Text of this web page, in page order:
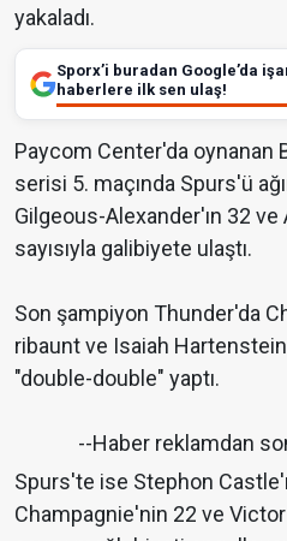
yakaladı.
Sporx’i buradan Google’da
haberlere ilk sen ulaş!
Paycom Center'da oynanan
serisi 5. maçında Spurs'ü
Gilgeous-Alexander'ın 32
sayısıyla galibiyete ulaştı.
Son şampiyon Thunder'da
ribaunt ve Isaiah
"double-double" yaptı.
--Haber reklamdan
Spurs'te ise Stephon
Champagnie'nin 22 ve